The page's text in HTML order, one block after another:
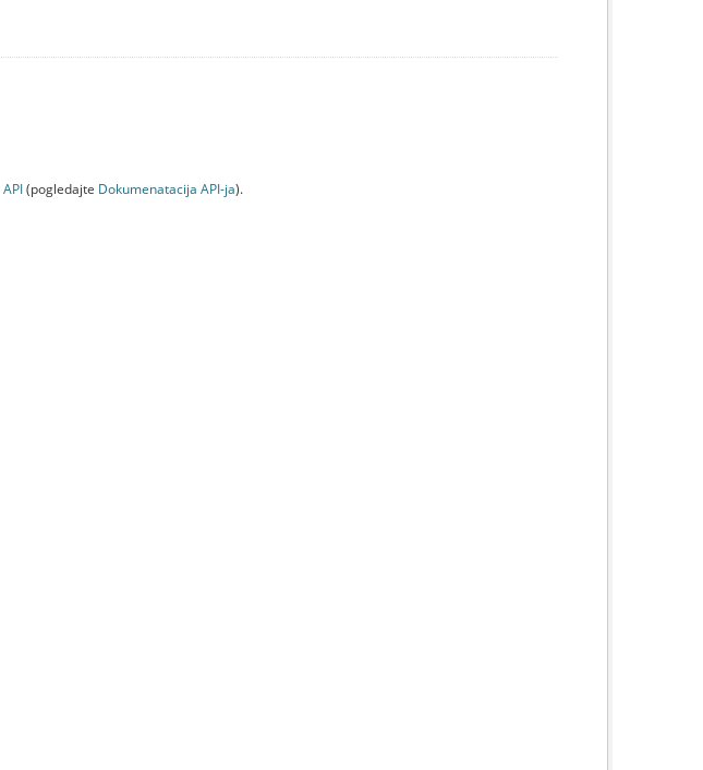
API(pogledajte Dokumenаtаcijа API-jа).